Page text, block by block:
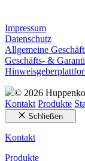
Impressum
Datenschutz
Allgemeine
Geschäfts- &
© 2026
Kontakt Produkte
Schließen
Kontakt
Produkte